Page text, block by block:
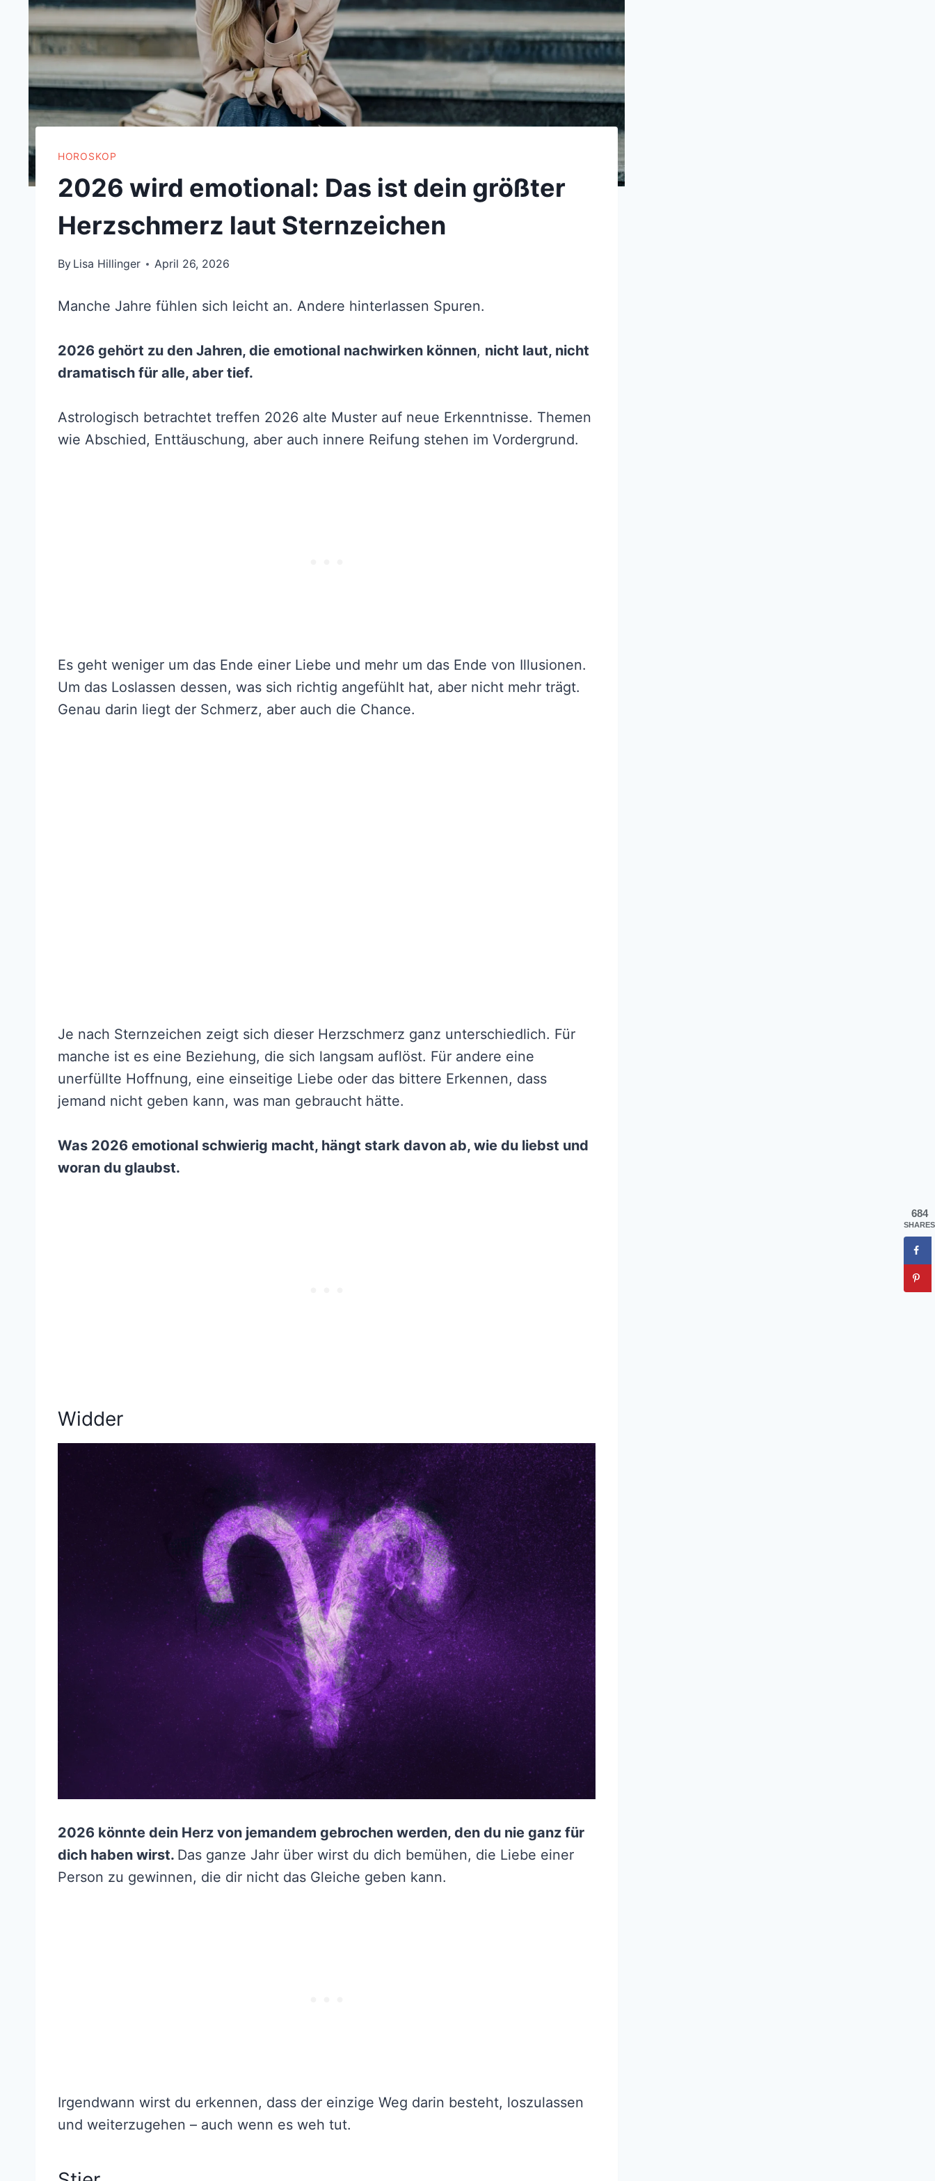
HOROSKOP
2026 wird emotional: Das ist dein größter
Herzschmerz laut Sternzeichen
By Lisa Hillinger April 26, 2026
Manche Jahre fühlen sich leicht an. Andere hinterlassen Spuren.
2026 gehört zu den Jahren, die emotional nachwirken können, nicht laut, nicht
dramatisch für alle, aber tief.
Astrologisch betrachtet treffen 2026 alte Muster auf neue Erkenntnisse. Themen
wie Abschied, Enttäuschung, aber auch innere Reifung stehen im Vordergrund.
Es geht weniger um das Ende einer Liebe und mehr um das Ende von Illusionen.
Um das Loslassen dessen, was sich richtig angefühlt hat, aber nicht mehr trägt.
Genau darin liegt der Schmerz, aber auch die Chance.
Je nach Sternzeichen zeigt sich dieser Herzschmerz ganz unterschiedlich. Für
manche ist es eine Beziehung, die sich langsam auflöst. Für andere eine
unerfüllte Hoffnung, eine einseitige Liebe oder das bittere Erkennen, dass
jemand nicht geben kann, was man gebraucht hätte.
Was 2026 emotional schwierig macht, hängt stark davon ab, wie du liebst und
woran du glaubst.
Widder
2026 könnte dein Herz von jemandem gebrochen werden, den du nie ganz für
dich haben wirst. Das ganze Jahr über wirst du dich bemühen, die Liebe einer
Person zu gewinnen, die dir nicht das Gleiche geben kann.
Irgendwann wirst du erkennen, dass der einzige Weg darin besteht, loszulassen
und weiterzugehen – auch wenn es weh tut.
684
SHARES